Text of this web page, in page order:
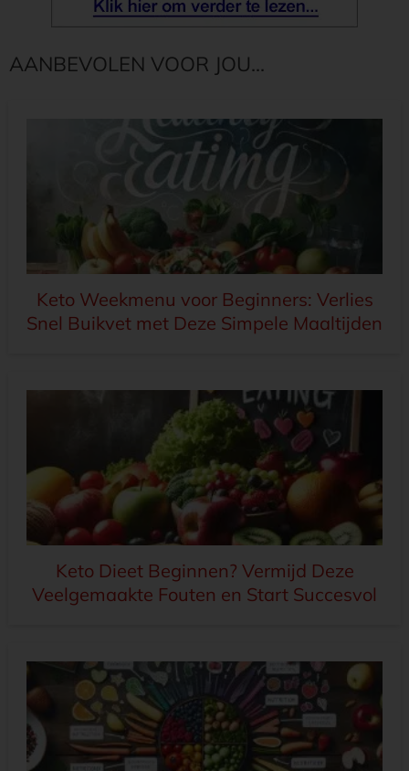
AANBEVOLEN VOOR JOU...
Keto Weekmenu voor Beginners: Verlies
Snel Buikvet met Deze Simpele Maaltijden
Keto Dieet Beginnen? Vermijd Deze
Veelgemaakte Fouten en Start Succesvol